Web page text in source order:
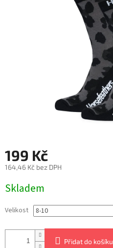
199 Kč
164,46 Kč bez DPH
cena:
Skladem
Velikost
Přidat do košíku